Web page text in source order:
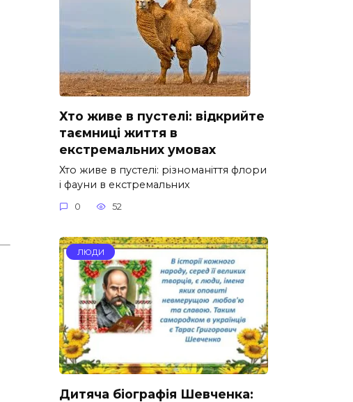
Хто живе в пустелі: відкрийте
таємниці життя в
екстремальних умовах
Хто живе в пустелі: різноманіття флори
і фауни в екстремальних
0 52
ЛЮДИ
Дитяча біографія Шевченка: